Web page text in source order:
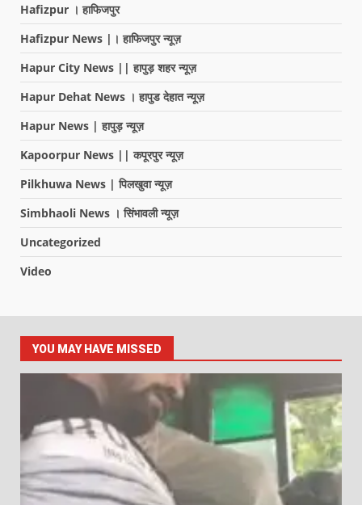
Hafizpur । हाफिजपुर
Hafizpur News |। हाफिजपुर न्यूज़
Hapur City News || हापुड़ शहर न्यूज़
Hapur Dehat News । हापुड देहात न्यूज़
Hapur News | हापुड़ न्यूज़
Kapoorpur News || कपूरपुर न्यूज़
Pilkhuwa News | पिलखुवा न्यूज़
Simbhaoli News । सिंभावली न्यूज़
Uncategorized
Video
YOU MAY HAVE MISSED